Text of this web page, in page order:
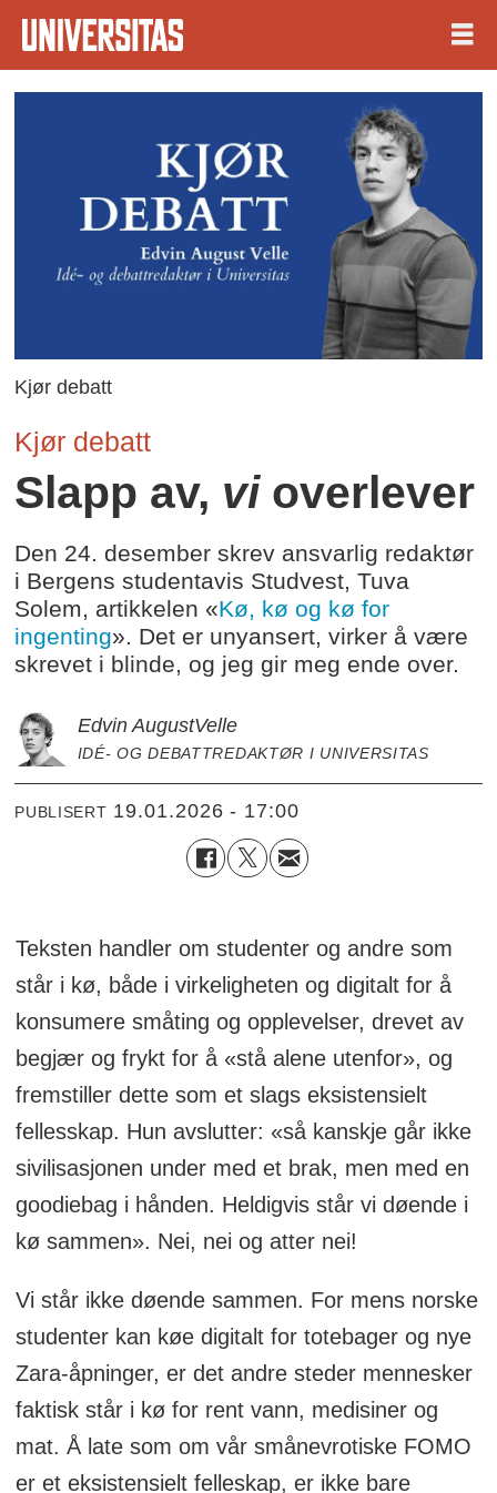
Kjør debatt
Kjør debatt
Slapp av, vi overlever
Den 24. desember skrev ansvarlig redaktør
i Bergens studentavis Studvest, Tuva
Solem, artikkelen «Kø, kø og kø for
ingenting». Det er unyansert, virker å være
skrevet i blinde, og jeg gir meg ende over.
Edvin AugustVelle
IDÉ- OG DEBATTREDAKTØR I UNIVERSITAS
PUBLISERT 19.01.2026 - 17:00
Teksten handler om studenter og andre som
står i kø, både i virkeligheten og digitalt for å
konsumere småting og opplevelser, drevet av
begjær og frykt for å «stå alene utenfor», og
fremstiller dette som et slags eksistensielt
fellesskap. Hun avslutter: «så kanskje går ikke
sivilisasjonen under med et brak, men med en
goodiebag i hånden. Heldigvis står vi døende i
kø sammen». Nei, nei og atter nei!
Vi står ikke døende sammen. For mens norske
studenter kan køe digitalt for totebager og nye
Zara-åpninger, er det andre steder mennesker
faktisk står i kø for rent vann, medisiner og
mat. Å late som om vår smånevrotiske FOMO
er et eksistensielt felleskap, er ikke bare